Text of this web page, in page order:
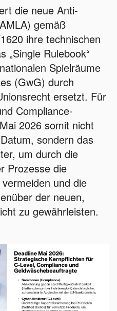
die neue Anti-
gemäß
ihre technischen
„Single Rulebook“
Spielräume
(GwG) durch
ersetzt. Für
Compliance-
2026 somit nicht
sondern das
um durch die
Prozesse die
und die
der neuen,
zu gewährleisten.